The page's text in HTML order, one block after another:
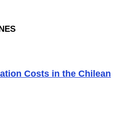
Costs in the Chilean